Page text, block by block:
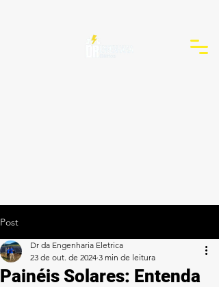
Post
Painéis Solares: Entenda
Dr da Engenharia Eletrica
23 de out. de 2024 3 min de leitura